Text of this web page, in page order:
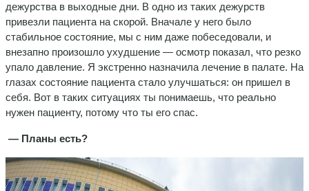
дежурства в выходные дни. В одно из таких дежурств
привезли пациента на скорой. Вначале у него было
стабильное состояние, мы с ним даже побеседовали, и
внезапно произошло ухудшение — осмотр показал, что резко
упало давление. Я экстренно назначила лечение в палате. На
глазах состояние пациента стало улучшаться: он пришел в
себя. Вот в таких ситуациях ты понимаешь, что реально
нужен пациенту, потому что ты его спас.
— Планы есть?